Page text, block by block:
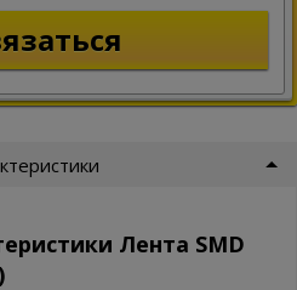
Лента SMD